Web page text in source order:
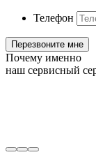
Телефон
Почему именно
наш сервисный